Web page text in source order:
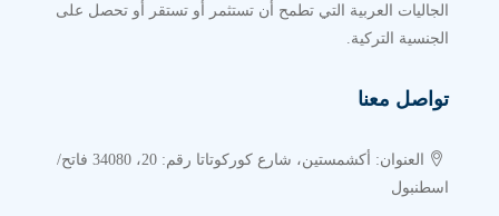
الجاليات العربية التي تطمح أن تستثمر أو تستقر أو تحصل على
الجنسية التركية.
تواصل معنا
العنوان: أكشمستين، شارع كوركوتاتا رقم: 20، 34080 فاتح/
اسطنبول